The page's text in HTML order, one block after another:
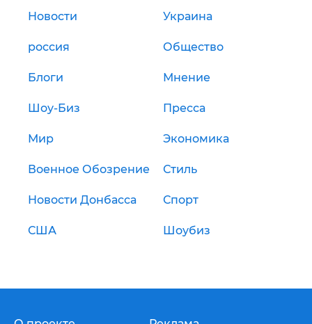
Новости Украина
россия Общество
Блоги Мнение
Шоу-Биз Пресса
Мир Экономика
Военное Обозрение Стиль
Новости Донбасса Спорт
США Шоубиз